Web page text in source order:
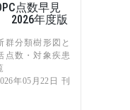
点数早見
2026年度版
群分類樹形図と
点数・対象疾患
年05月22日 刊